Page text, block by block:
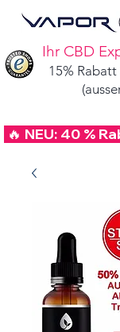
Ihr CBD
15%
🔥 NEU: 40 %